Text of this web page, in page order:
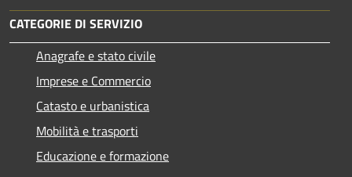
CATEGORIE DI SERVIZIO
Anagrafe e stato civile
Imprese e Commercio
Catasto e urbanistica
Mobilità e trasporti
Educazione e formazione